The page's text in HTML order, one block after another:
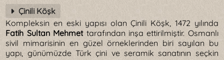
Çinili Köşk
Kompleksin en eski yapısı olan Çinili Köşk, 1472 yılında
Fatih Sultan Mehmettarafından inşa ettirilmiştir. Osmanlı
sivil mimarisinin en güzel örneklerinden biri sayılan bu
yapı, günümüzde Türk çini ve seramik sanatının seçkin